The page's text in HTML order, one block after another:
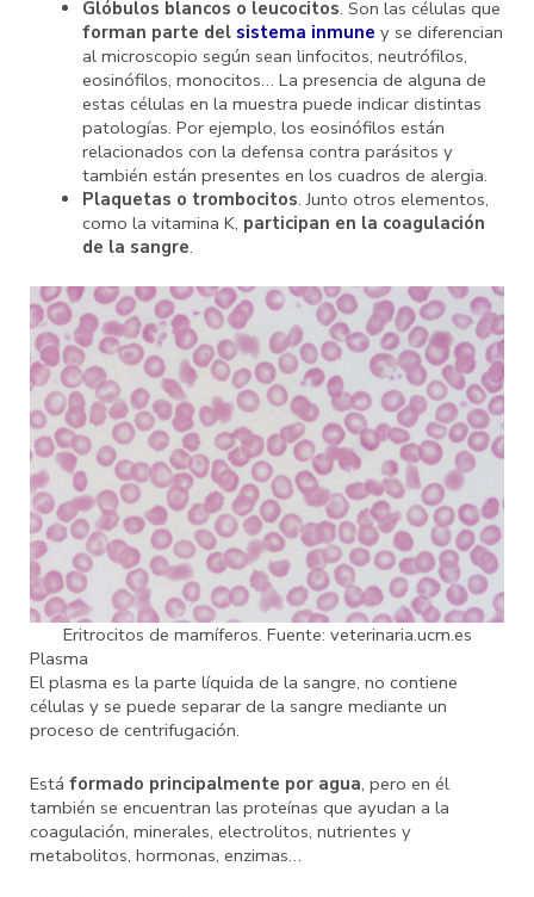
Glóbulos blancos o leucocitos. Son las células que
forman parte del sistema inmune y se diferencian
al microscopio según sean linfocitos, neutrófilos,
eosinófilos, monocitos… La presencia de alguna de
estas células en la muestra puede indicar distintas
patologías. Por ejemplo, los eosinófilos están
relacionados con la defensa contra parásitos y
también están presentes en los cuadros de alergia.
Plaquetas o trombocitos. Junto otros elementos,
como la vitamina K, participan en la coagulación
de la sangre.
Eritrocitos de mamíferos. Fuente: veterinaria.ucm.es
Plasma
El plasma es la parte líquida de la sangre, no contiene
células y se puede separar de la sangre mediante un
proceso de centrifugación.
Está formado principalmente por agua, pero en él
también se encuentran las proteínas que ayudan a la
coagulación, minerales, electrolitos, nutrientes y
metabolitos, hormonas, enzimas…